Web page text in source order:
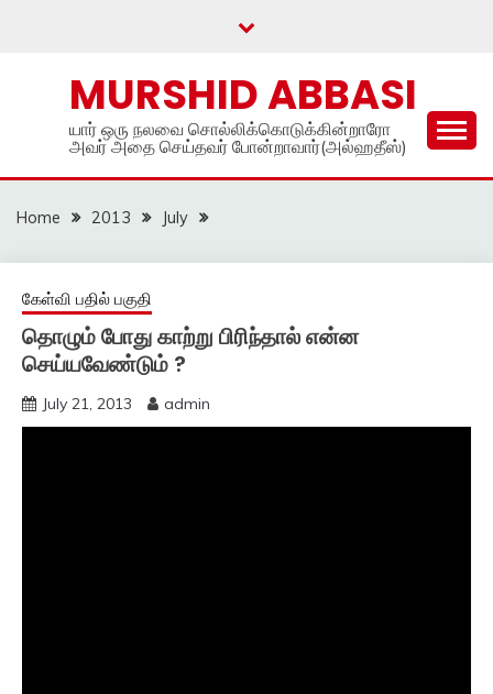
MURSHID ABBASI
யார் ஒரு நலவை சொல்லிக்கொடுக்கின்றாரோ
அவர் அதை செய்தவர் போன்றாவார்(அல்ஹதீஸ்)
Home 2013 July
கேள்வி பதில் பகுதி
தொழும் போது காற்று பிரிந்தால் என்ன
செய்யவேண்டும் ?
July 21, 2013 admin